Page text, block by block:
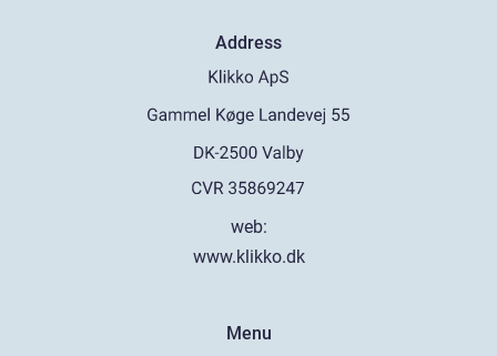
Address
web:
www.klikko.dk
Menu